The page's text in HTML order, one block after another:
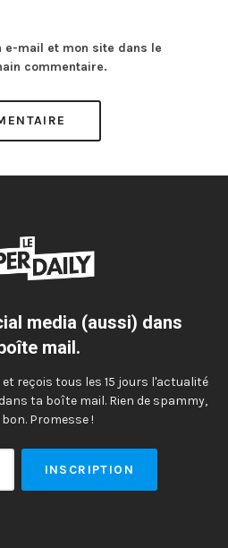
e-mail et mon site dans le
commentaire.
media (aussi) dans
mail.
reçois tous les 15 jours l'actualité
ta boîte mail. Rien de spammy,
bon. Promesse !